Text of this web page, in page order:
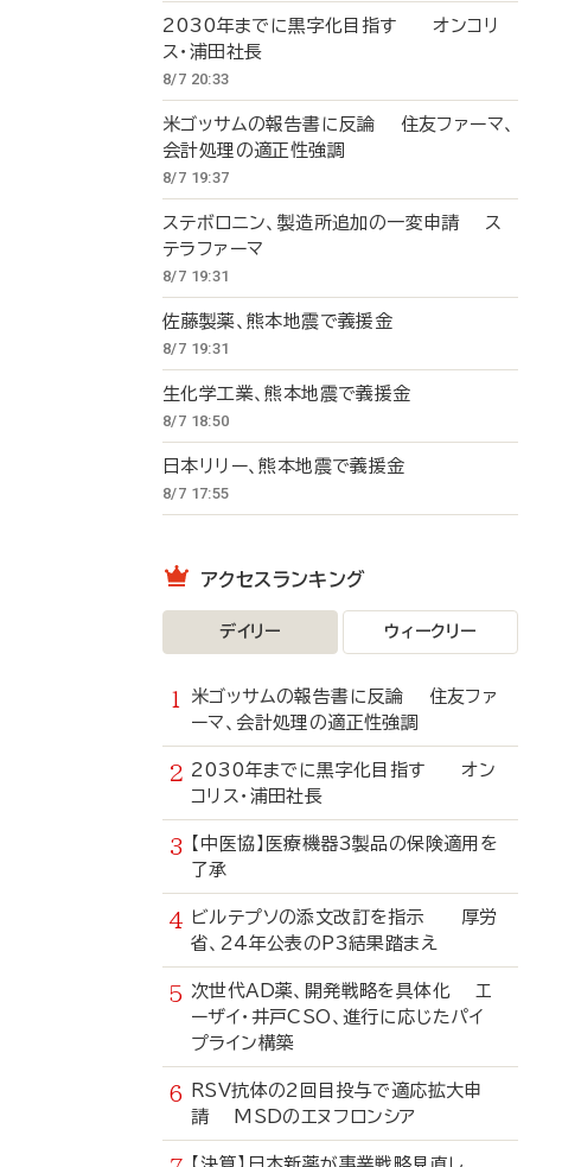
2030年までに黒字化目指す オンコリ
ス・浦田社長
8/7 20:33
米ゴッサムの報告書に反論 住友ファーマ、
会計処理の適正性強調
8/7 19:37
ステボロニン、製造所追加の一変申請 ス
テラファーマ
8/7 19:31
佐藤製薬、熊本地震で義援金
8/7 19:31
生化学工業、熊本地震で義援金
8/7 18:50
日本リリー、熊本地震で義援金
8/7 17:55
アクセスランキング
デイリー ウィークリー
米ゴッサムの報告書に反論 住友ファ
ーマ、会計処理の適正性強調
2030年までに黒字化目指す オン
コリス・浦田社長
【中医協】医療機器3製品の保険適用を
了承
ビルテプソの添文改訂を指示 厚労
省、24年公表のP3結果踏まえ
次世代AD薬、開発戦略を具体化 エ
ーザイ・井戸CSO、進行に応じたパイ
プライン構築
RSV抗体の2回目投与で適応拡大申
請 MSDのエヌフロンシア